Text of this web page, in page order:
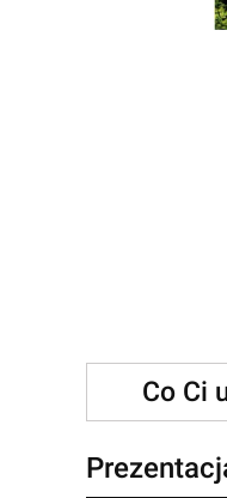
Co Ci